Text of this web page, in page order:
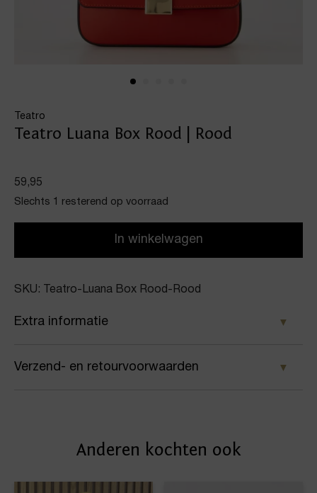
Teatro
Teatro Luana Box Rood | Rood
59,95
Slechts 1 resterend op voorraad
In winkelwagen
SKU: Teatro-Luana Box Rood-Rood
Extra informatie
Kleur
Verzend- en retourvoorwaarden
afleveradres. Voor geplaatste bestellingen geldt bij
Anderen kochten ook